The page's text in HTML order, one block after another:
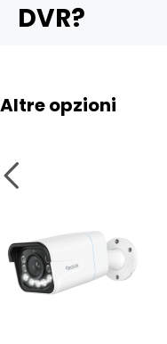
- Backup e download
- Espansione:
- Funzionalità:
DVR?
Altre opzioni